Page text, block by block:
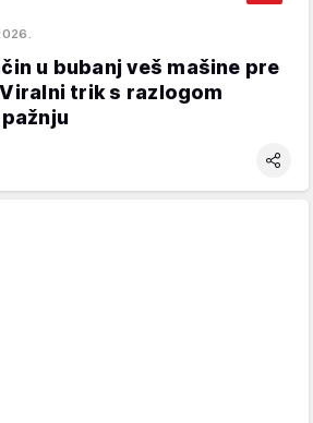
u bubanj veš mašine pre
trik s razlogom